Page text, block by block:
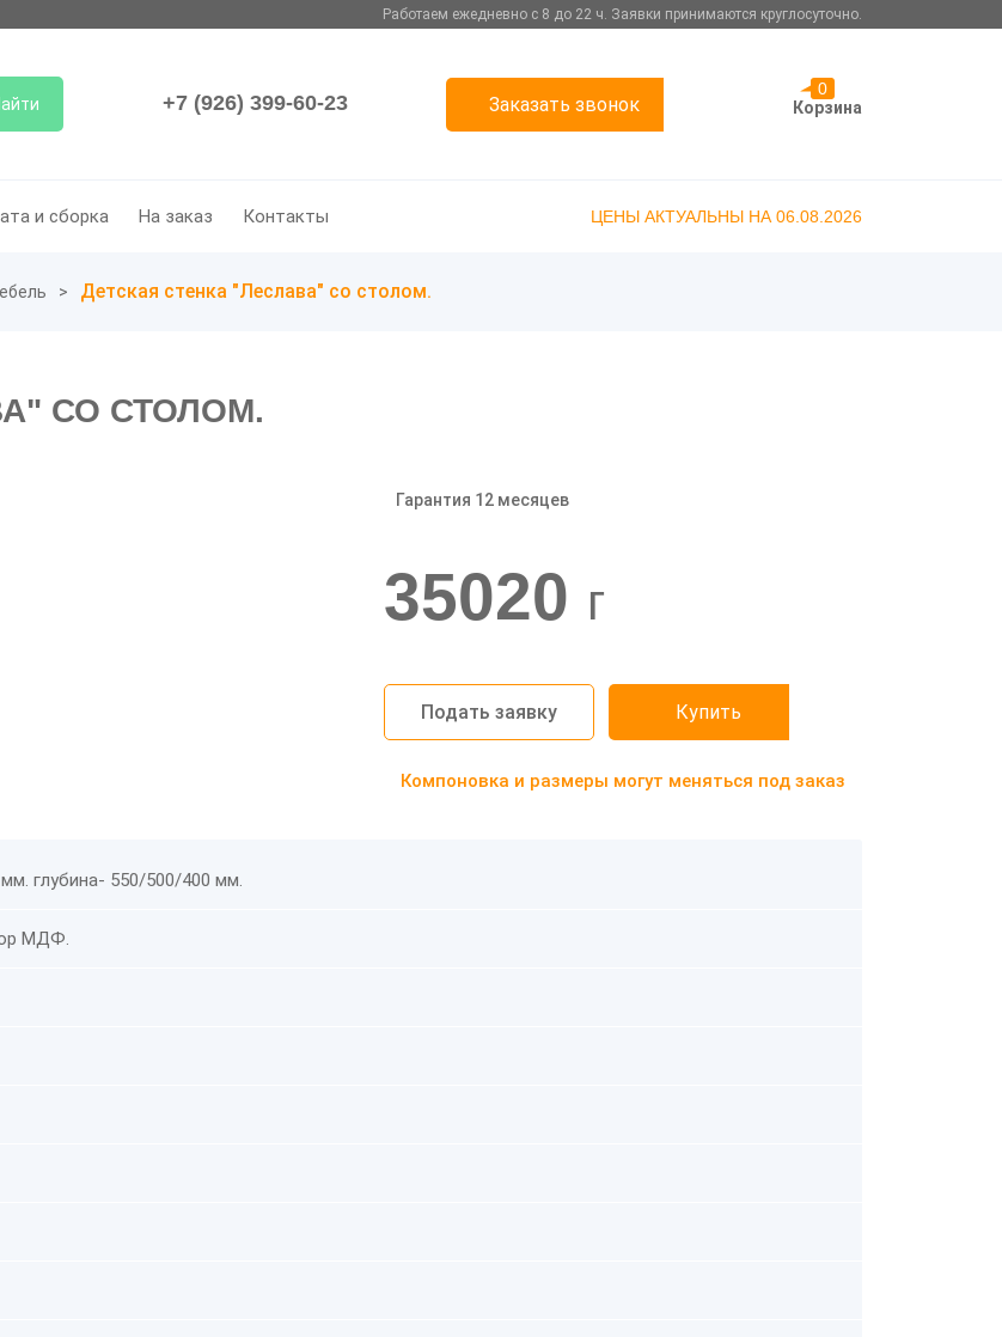
Работаем ежедневно с 8 до 22 ч. Заявки принимаются круглосуточно.
+7 (926) 399-60-23 Заказать звонок
0
Корзина
и сборка На заказ Контакты ЦЕНЫ АКТУАЛЬНЫ НА 06.08.2026
Детская стенка "Леслава" со столом.
СО СТОЛОМ.
Гарантия 12 месяцев
35020 г
Подать заявку Купить
Компоновка и размеры могут меняться под заказ
глубина- 550/500/400 мм.
МДФ.